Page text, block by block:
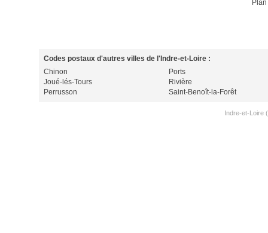
Codes postaux d'autres villes de l'Indre-et-Loire :
Chinon
Joué-lés-Tours
Perrusson
Ports
Rivière
Saint-Benoît-la-Forêt
Indre-et-Loire